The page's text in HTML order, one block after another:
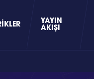
YAYIN
AKIŞI